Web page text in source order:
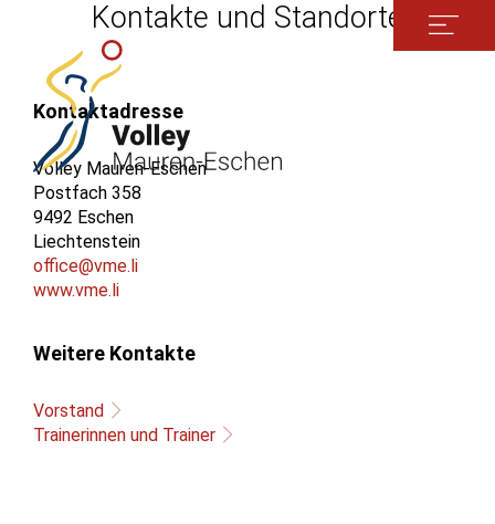
Kontakte und Standorte
Kontaktadresse
Volley Mauren-Eschen
Postfach 358
9492 Eschen
Liechtenstein
office@vme.li
www.vme.li
Weitere Kontakte
Vorstand
Trainerinnen und Trainer